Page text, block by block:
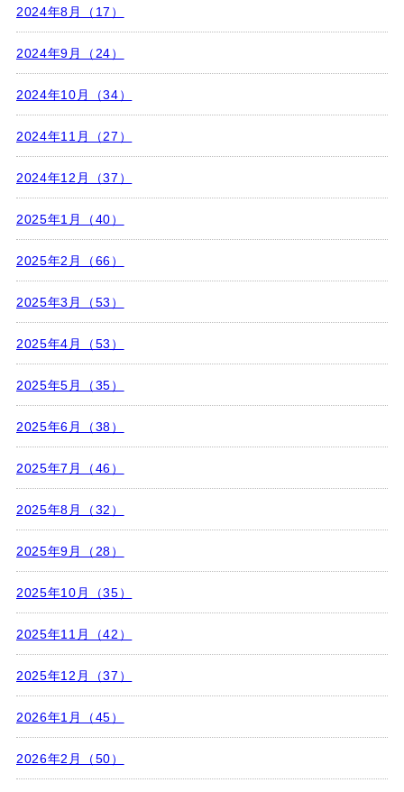
2024年8月（17）
2024年9月（24）
2024年10月（34）
2024年11月（27）
2024年12月（37）
2025年1月（40）
2025年2月（66）
2025年3月（53）
2025年4月（53）
2025年5月（35）
2025年6月（38）
2025年7月（46）
2025年8月（32）
2025年9月（28）
2025年10月（35）
2025年11月（42）
2025年12月（37）
2026年1月（45）
2026年2月（50）